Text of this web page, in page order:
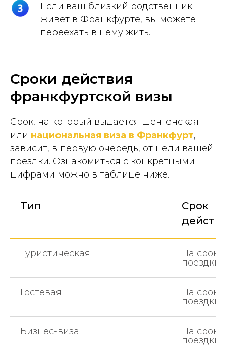
Если ваш близкий родственник
живет в Франкфурте, вы можете
переехать в нему жить.
Сроки действия
франкфуртской визы
Срок, на который выдается шенгенская
или национальная виза в Франкфурт,
зависит, в первую очередь, от цели вашей
поездки. Ознакомиться с конкретными
цифрами можно в таблице ниже.
Тип
Срок
Туристическая
На сроки
поездки
Гостевая
На сроки
поездки
Бизнес-виза
На сроки
поездки